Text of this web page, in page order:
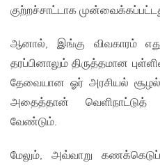
குற்றச்சாட்டாக
ஆனால், இங்கு விவகாரம்
தரப்பினாலும் திருத்தமான
தேவையான ஓர் அரசியல்
அதைத்தான் வெளிநாட்டுத்
வேண்டும்.
மேலும், அவ்வாறு